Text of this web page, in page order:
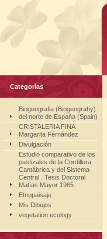
Categorías
Biogeografia (Biogeograhy)
del norte de España (Spain)
CRISTALERIA FINA
Margarita Fernández
Divulgación
Estudio comparativo de los
pastizales de la Cordillera
Cantábrica y del Sistema
Central . Tesis Doctoral
Matías Mayor 1965
Etnopaisaje
Mis Dibujos
vegetation ecology